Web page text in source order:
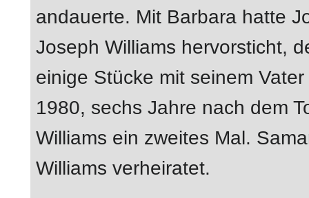
andauerte. Mit Barbara hatte
Joseph Williams hervorsticht,
einige Stücke mit seinem
1980, sechs Jahre nach dem
Williams ein zweites Mal.
Williams verheiratet.